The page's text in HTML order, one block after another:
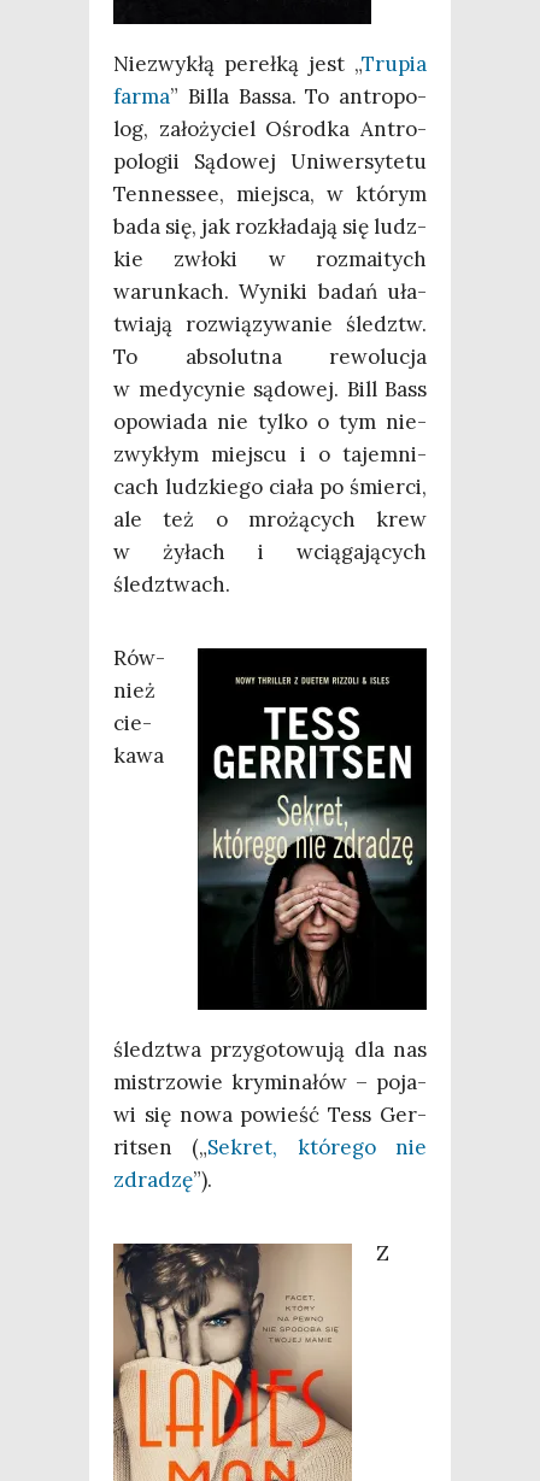
Nie­zwy­kłą pereł­ką jest „Tru­pia
far­ma” Bil­la Bas­sa. To antro­po­
log, zało­ży­ciel Ośrod­ka Antro­
po­lo­gii Sądo­wej Uni­wer­sy­te­tu
Ten­nes­see, miej­sca, w któ­rym
bada się, jak roz­kła­da­ją się ludz­
kie zwło­ki w roz­ma­itych
warun­kach. Wyni­ki badań uła­
twia­ją roz­wią­zy­wa­nie śledztw.
To abso­lut­na rewo­lu­cja
w medy­cy­nie sądo­wej. Bill Bass
opo­wia­da nie tyl­ko o tym nie­
zwy­kłym miej­scu i o tajem­ni­
cach ludz­kie­go cia­ła po śmier­ci,
ale też o mro­żą­cych krew
w żyłach i wcią­ga­ją­cych
śledztwach.
Rów­
nież
cie­
ka­wa
śledz­twa przy­go­to­wu­ją dla nas
mistrzo­wie kry­mi­na­łów – poja­
wi się nowa powieść Tess Ger­
rit­sen („Sekret, któ­re­go nie
zdra­dzę”).
Z